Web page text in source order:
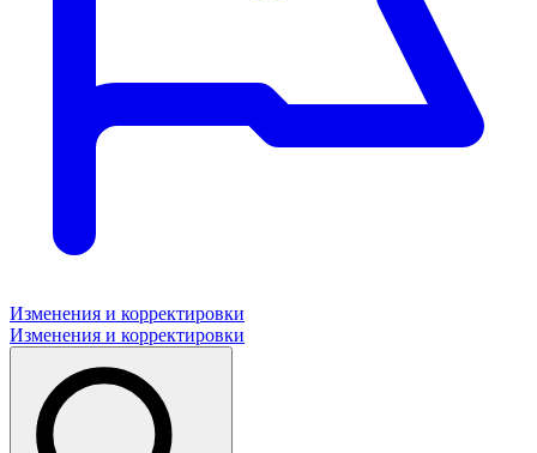
Изменения и корректировки
Изменения и корректировки